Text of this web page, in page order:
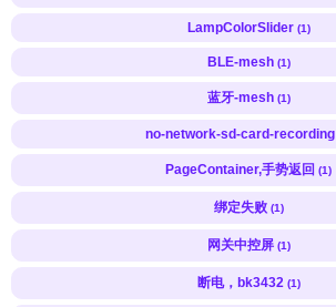
LampColorSlider (1)
BLE-mesh (1)
蓝牙-mesh (1)
no-network-sd-card-recording
PageContainer,手势返回 (1)
绑定失败 (1)
网关中控屏 (1)
断电，bk3432 (1)